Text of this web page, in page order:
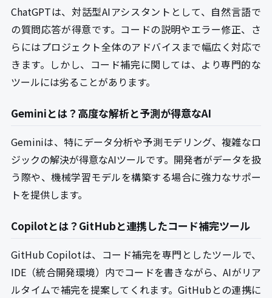
ChatGPTは、対話型AIアシスタントとして、自然言語で
の質問応答が得意です。コードの説明やエラー修正、さ
らにはプロジェクト全体のアドバイスまで幅広く対応で
きます。しかし、コード補完に関しては、より専門的な
ツールには劣ることがあります。
Geminiとは？高度な解析と予測が得意なAI
Geminiは、特にデータ分析や予測モデリング、複雑なロ
ジックの解決が得意なAIツールです。開発者がデータを扱
う際や、機械学習モデルを構築する場合に強力なサポー
トを提供します。
Copilotとは？GitHubと連携したコード補完ツール
GitHub Copilotは、コード補完を専門としたツールで、
IDE（統合開発環境）内でコードを書きながら、AIがリア
ルタイムで補完を提案してくれます。GitHubとの連携に